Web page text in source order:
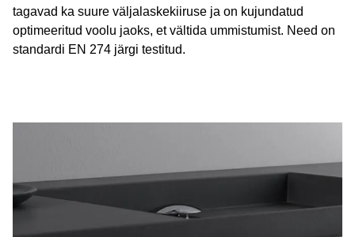
tagavad ka suure väljalaskekiiruse ja on kujundatud
optimeeritud voolu jaoks, et vältida ummistumist. Need on
standardi EN 274 järgi testitud.